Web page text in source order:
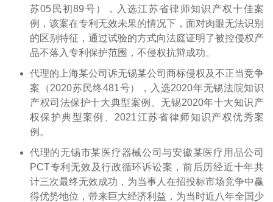
苏05民初89号），入选江苏省律师知识产权十佳案
例，该案在专利无效未果的情况下，面对肉眼无法识别
的区别特征，通过试验的方式向法庭证明了被控侵权产
品不落入专利保护范围，不侵权抗辩成功。
代理的上海某公司诉无锡某公司商标侵权及不正当竞争
案（2020苏民终481号），入选2020年无锡法院知识
产权司法保护十大典型案例、无锡2020年十大知识产
权保护典型案例、2021江苏省律师知识产权优秀案
例。
代理的无锡市某医疗器械公司与安徽某医疗用品公司
PCT专利无效及行政循环诉讼案，前后历经近十年共
计三次最终无效成功，为当事人在招投标市场竞争中赢
得优势地位，带来巨大经济利益，为当时近八年全国少